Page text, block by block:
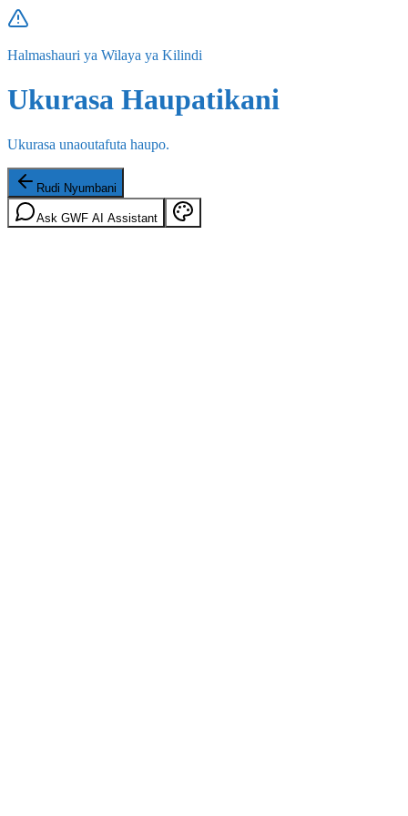
Halmashauri ya Wilaya ya Kilindi
Ukurasa Haupatikani
Ukurasa unaoutafuta haupo.
Rudi Nyumbani
Ask GWF AI Assistant